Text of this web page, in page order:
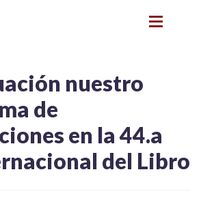
PRESENTACIONES
NOVEDADES
EN LOS MEDIOS
nuestro
de
en la 44.a
del Libro